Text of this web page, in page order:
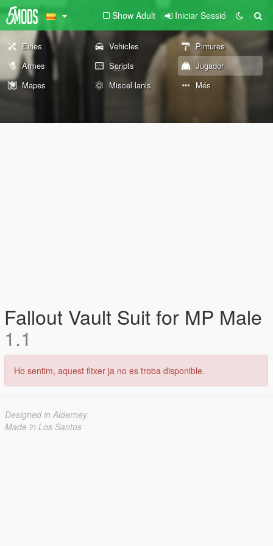
Show Adult Iniciar Sessió
Eines Vehicles
Pintures
Armes
Scripts
Jugador
Mapes
Miscel·lanis Més
Fallout Vault Suit for MP Male
1.1
Ho sentim, aquest fitxer ja no es troba disponible.
Designed in Alderney
Made in Los Santos